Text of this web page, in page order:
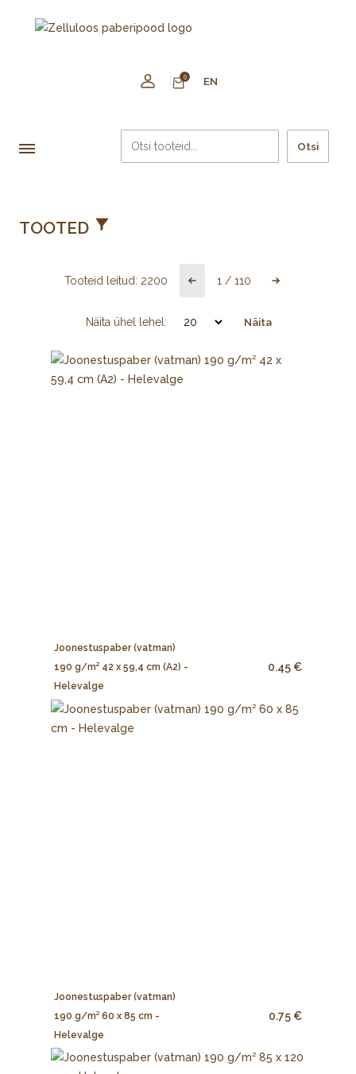
0 EN
Otsi
TOOTED
Tooteid leitud: 2200 1 / 110
Näita ühel lehel: Näita
Joonestuspaber (vatman)
190 g/m² 42 x 59,4 cm (A2) -
Helevalge
0.45 €
Joonestuspaber (vatman)
190 g/m² 60 x 85 cm -
Helevalge
0.75 €